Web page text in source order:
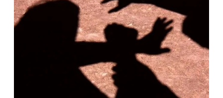
em
namorada